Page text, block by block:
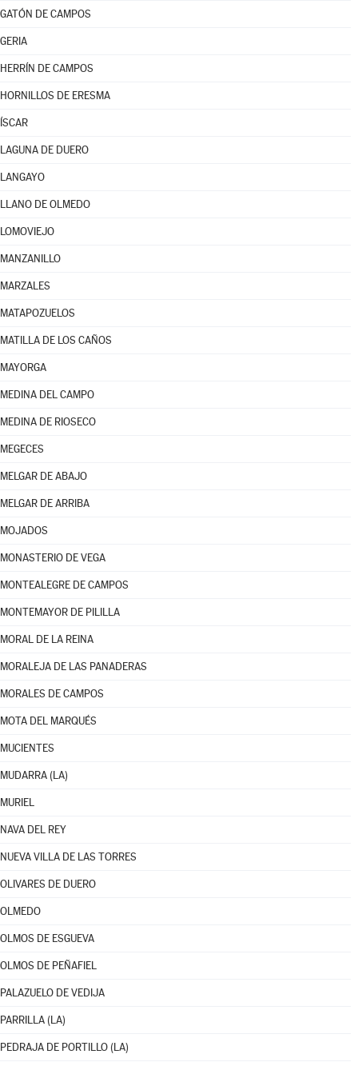
GATÓN DE CAMPOS
GERIA
HERRÍN DE CAMPOS
HORNILLOS DE ERESMA
ÍSCAR
LAGUNA DE DUERO
LANGAYO
LLANO DE OLMEDO
LOMOVIEJO
MANZANILLO
MARZALES
MATAPOZUELOS
MATILLA DE LOS CAÑOS
MAYORGA
MEDINA DEL CAMPO
MEDINA DE RIOSECO
MEGECES
MELGAR DE ABAJO
MELGAR DE ARRIBA
MOJADOS
MONASTERIO DE VEGA
MONTEALEGRE DE CAMPOS
MONTEMAYOR DE PILILLA
MORAL DE LA REINA
MORALEJA DE LAS PANADERAS
MORALES DE CAMPOS
MOTA DEL MARQUÉS
MUCIENTES
MUDARRA (LA)
MURIEL
NAVA DEL REY
NUEVA VILLA DE LAS TORRES
OLIVARES DE DUERO
OLMEDO
OLMOS DE ESGUEVA
OLMOS DE PEÑAFIEL
PALAZUELO DE VEDIJA
PARRILLA (LA)
PEDRAJA DE PORTILLO (LA)